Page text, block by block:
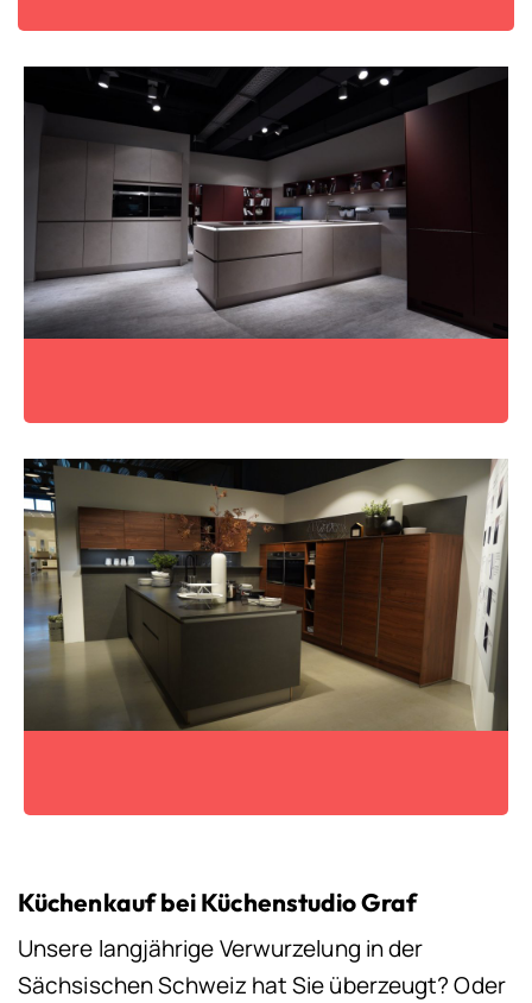
Küchenkauf bei Küchenstudio Graf
Unsere langjährige Verwurzelung in der
Sächsischen Schweiz hat Sie überzeugt? Oder